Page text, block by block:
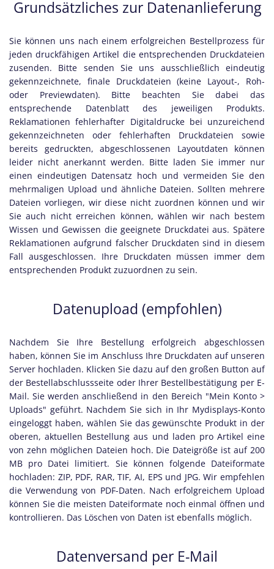
Grundsätzliches zur Datenanlieferung
Sie können uns nach einem erfolgreichen Bestellprozess für
jeden druckfähigen Artikel die entsprechenden Druckdateien
zusenden. Bitte senden Sie uns ausschließlich eindeutig
gekennzeichnete, finale Druckdateien (keine Layout-, Roh-
oder Previewdaten). Bitte beachten Sie dabei das
entsprechende Datenblatt des jeweiligen Produkts.
Reklamationen fehlerhafter Digitaldrucke bei unzureichend
gekennzeichneten oder fehlerhaften Druckdateien sowie
bereits gedruckten, abgeschlossenen Layoutdaten können
leider nicht anerkannt werden. Bitte laden Sie immer nur
einen eindeutigen Datensatz hoch und vermeiden Sie den
mehrmaligen Upload und ähnliche Dateien. Sollten mehrere
Dateien vorliegen, wir diese nicht zuordnen können und wir
Sie auch nicht erreichen können, wählen wir nach bestem
Wissen und Gewissen die geeignete Druckdatei aus. Spätere
Reklamationen aufgrund falscher Druckdaten sind in diesem
Fall ausgeschlossen. Ihre Druckdaten müssen immer dem
entsprechenden Produkt zuzuordnen zu sein.
Datenupload (empfohlen)
Nachdem Sie Ihre Bestellung erfolgreich abgeschlossen
haben, können Sie im Anschluss Ihre Druckdaten auf unseren
Server hochladen. Klicken Sie dazu auf den großen Button auf
der Bestellabschlussseite oder Ihrer Bestellbestätigung per E-
Mail. Sie werden anschließend in den Bereich "Mein Konto >
Uploads" geführt. Nachdem Sie sich in Ihr Mydisplays-Konto
eingeloggt haben, wählen Sie das gewünschte Produkt in der
oberen, aktuellen Bestellung aus und laden pro Artikel eine
von zehn möglichen Dateien hoch. Die Dateigröße ist auf 200
MB pro Datei limitiert. Sie können folgende Dateiformate
hochladen: ZIP, PDF, RAR, TIF, AI, EPS und JPG. Wir empfehlen
die Verwendung von PDF-Daten. Nach erfolgreichem Upload
können Sie die meisten Dateiformate noch einmal öffnen und
kontrollieren. Das Löschen von Daten ist ebenfalls möglich.
Datenversand per E-Mail